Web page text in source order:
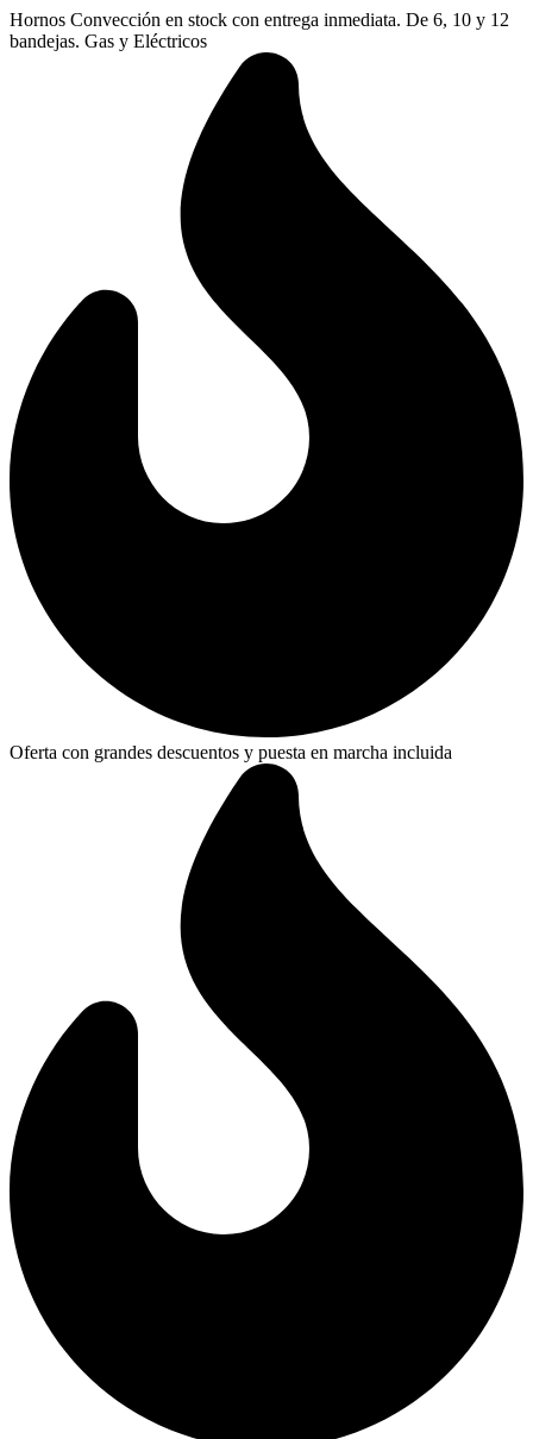
Ir
al
Hornos Convección en stock con entrega inmediata. De 6, 10 y 12
bandejas. Gas y Eléctricos
Oferta con grandes descuentos y puesta en marcha incluida